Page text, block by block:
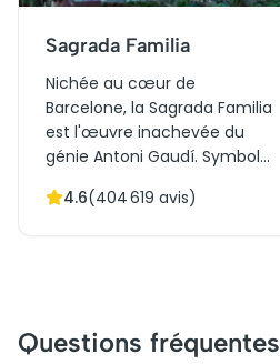
Sagrada Familia
Nichée au cœur de
Barcelone, la Sagrada Familia
est l'œuvre inachevée du
génie Antoni Gaudí. Symbole
elle fascine par ses tours
entre nature et spiritualité,
sa lumière intérieure
4.6(404 619 avis)
Questions fréquentes